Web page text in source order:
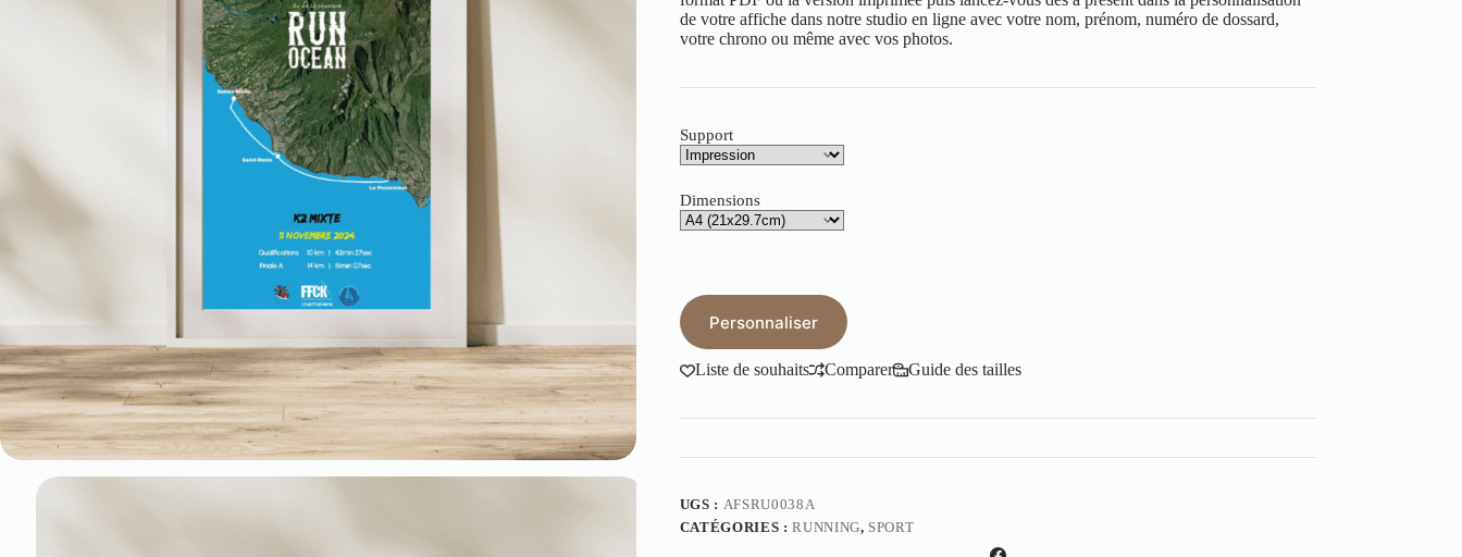
de votre affiche dans notre studio en ligne avec votre nom, prénom, numéro de dossard,
votre chrono ou même avec vos photos.
Support
Dimensions
Personnaliser
Liste de souhaits Comparer Guide des tailles
UGS : AFSRU0038A
CATÉGORIES :RUNNING, SPORT